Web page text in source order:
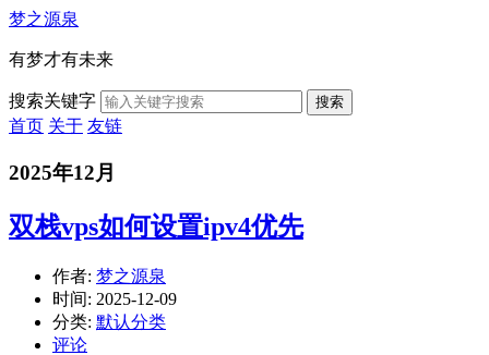
梦之源泉
有梦才有未来
搜索关键字 搜索
首页 关于 友链
2025年12月
双栈vps如何设置ipv4优先
作者: 梦之源泉
时间: 2025-12-09
分类: 默认分类
评论